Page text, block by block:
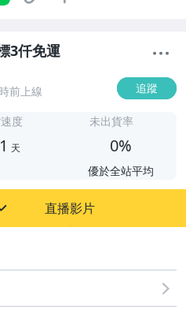
3仟免運
前上線 追蹤
度
1 天
未出貨率
0%
優於全站平均
直播影片